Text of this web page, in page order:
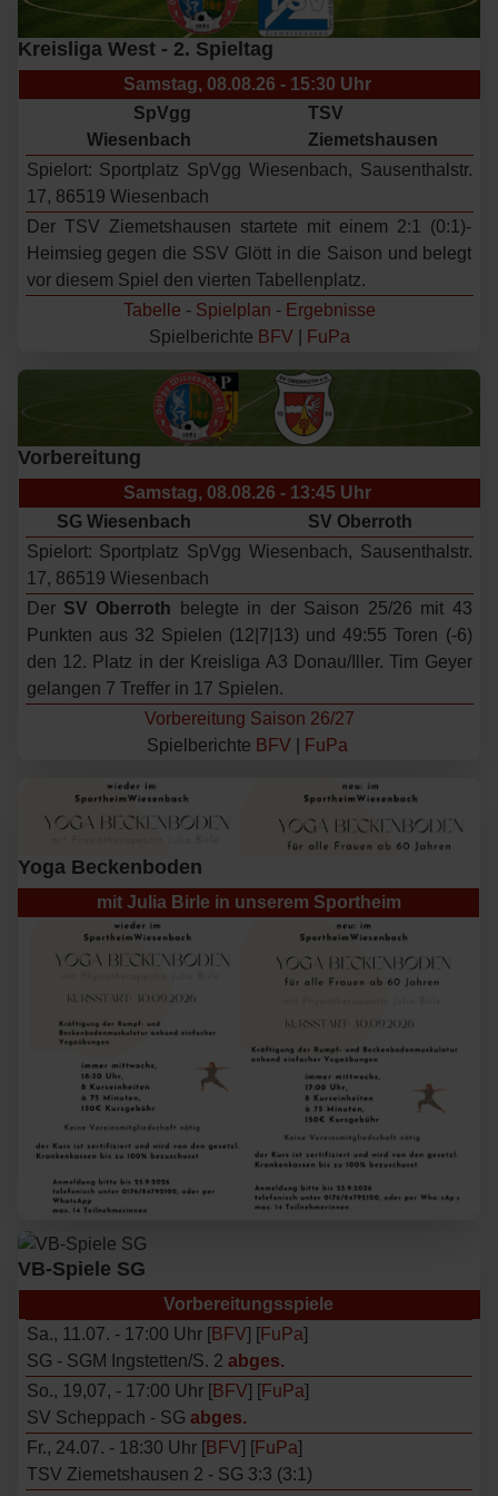
Kreisliga West - 2. Spieltag
Samstag, 08.08.26 - 15:30 Uhr
SpVgg
Wiesenbach
TSV
Ziemetshausen
Spielort: Sportplatz SpVgg Wiesenbach, Sausenthalstr.
17, 86519 Wiesenbach
Der TSV Ziemetshausen startete mit einem 2:1 (0:1)-
Heimsieg gegen die SSV Glött in die Saison und belegt
vor diesem Spiel den vierten Tabellenplatz.
Tabelle - Spielplan - Ergebnisse
Spielberichte BFV| FuPa
Vorbereitung
Samstag, 08.08.26 - 13:45 Uhr
SG Wiesenbach
SV Oberroth
Spielort: Sportplatz SpVgg Wiesenbach, Sausenthalstr.
17, 86519 Wiesenbach
Der SV Oberroth belegte in der Saison 25/26 mit 43
Punkten aus 32 Spielen (12|7|13) und 49:55 Toren (-6)
den 12. Platz in der Kreisliga A3 Donau/Iller. Tim Geyer
gelangen 7 Treffer in 17 Spielen.
Vorbereitung Saison 26/27
Spielberichte BFV FuPa
Yoga Beckenboden
mit Julia Birle in unserem Sportheim
VB-Spiele SG
Vorbereitungsspiele
Sa., 11.07. - 17:00 Uhr [BFV] [FuPa]
SG - SGM Ingstetten/S. 2 abges.
So., 19,07, - 17:00 Uhr [BFV] [FuPa]
SV Scheppach - SG abges.
Fr., 24.07. - 18:30 Uhr [BFV] [FuPa]
TSV Ziemetshausen 2 - SG 3:3 (3:1)